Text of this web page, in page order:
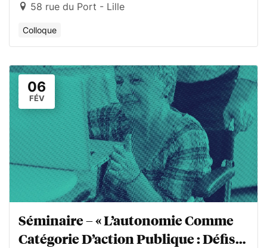
58 rue du Port - Lille
Colloque
06
FÉV
Séminaire – « L’autonomie Comme
Catégorie D’action Publique : Défis